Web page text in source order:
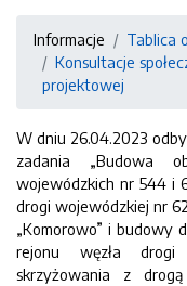
Informacje
Tablica
Konsultacje
projektowej
W dniu 26.04.2023
zadania „Budowa
wojewódzkich nr 544 i
drogi wojewódzkiej nr
„Komorowo” i budowy
rejonu węzła drogi
skrzyżowania z